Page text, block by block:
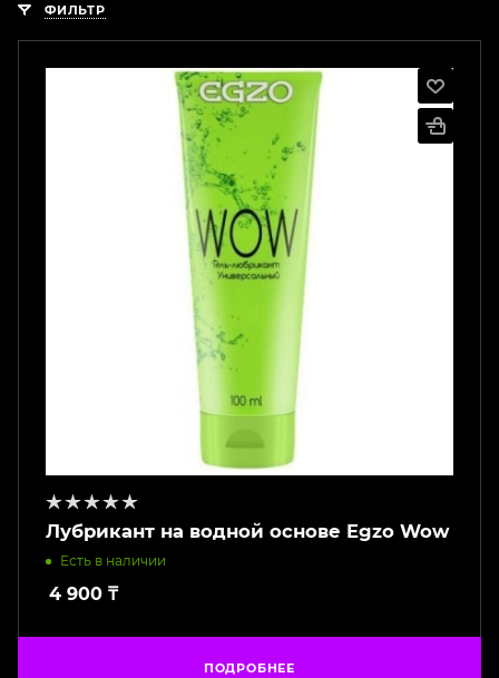
ФИЛЬТР
Лубрикант на водной основе Egzo Wow
Есть в наличии
4 900 ₸
ПОДРОБНЕЕ